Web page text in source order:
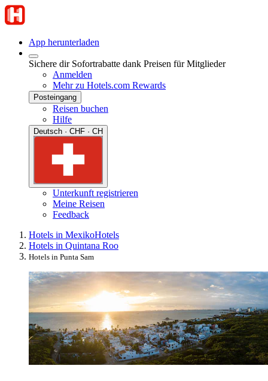
App herunterladen
Sichere dir Sofortrabatte dank Preisen für Mitglieder
Anmelden
Mehr zu Hotels.com Rewards
Posteingang
Reisen buchen
Hilfe
Deutsch · CHF · CH
Unterkunft registrieren
Meine Reisen
Feedback
Hotels in MexikoHotels
Hotels in Quintana Roo
Hotels in Punta Sam